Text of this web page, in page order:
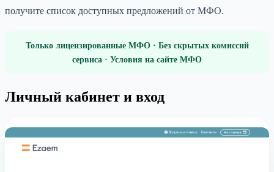
получите список доступных предложений от МФО.
Только лицензированные МФО · Без скрытых комиссий
сервиса · Условия на сайте МФО
Личный кабинет и вход